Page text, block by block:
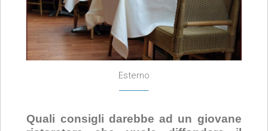
Esterno
Quali consigli darebbe ad un giovane